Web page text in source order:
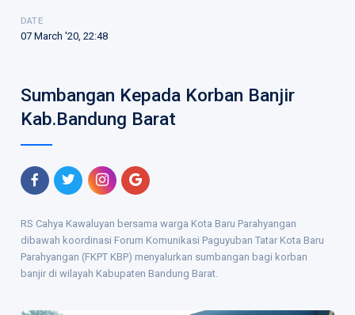
DATE
07 March '20, 22:48
Sumbangan Kepada Korban Banjir
Kab.Bandung Barat
RS Cahya Kawaluyan bersama warga Kota Baru Parahyangan
dibawah koordinasi Forum Komunikasi Paguyuban Tatar Kota Baru
Parahyangan (FKPT KBP) menyalurkan sumbangan bagi korban
banjir di wilayah Kabupaten Bandung Barat.